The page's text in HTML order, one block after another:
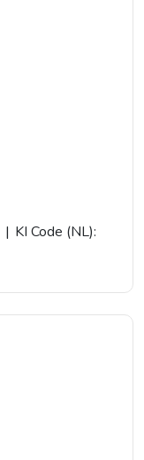
| KI Code (NL):